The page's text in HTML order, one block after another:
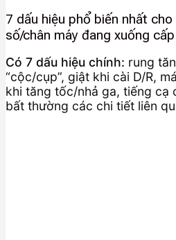
7 dấu hiệu phổ biến nhất
số/chân máy đang xuống
Có 7 dấu hiệu chính: rung
“cộc/cụp”, giật khi cài D/R,
khi tăng tốc/nhả ga, tiếng cạ
bất thường các chi tiết liên